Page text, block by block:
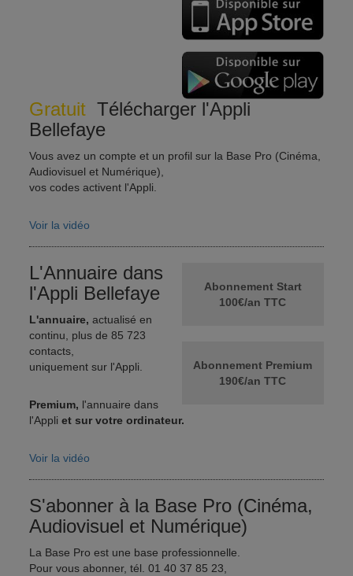
Gratuit Télécharger l'Appli
Bellefaye
Vous avez un compte et un profil sur la Base Pro (Cinéma,
Audiovisuel et Numérique),
vos codes activent l'Appli.
Voir la vidéo
Abonnement Start
100€/an TTC
Abonnement Premium
190€/an TTC
L'Annuaire dans
l'Appli Bellefaye
L'annuaire, actualisé en
continu, plus de 85 723
contacts,
uniquement sur l'Appli.
Premium, l'annuaire dans
l'Appliet sur votre ordinateur.
Voir la vidéo
S'abonner à la Base Pro (Cinéma,
Audiovisuel et Numérique)
La Base Pro est une base professionnelle.
Pour vous abonner, tél. 01 40 37 85 23,